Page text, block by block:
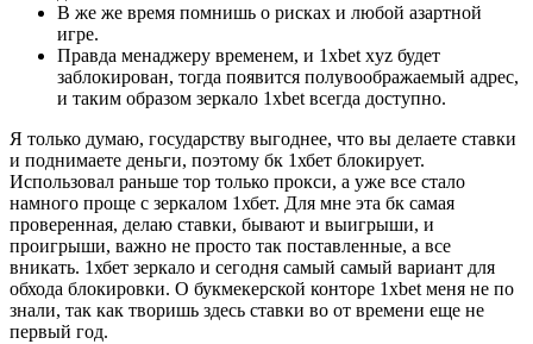
В же же время помнишь о рисках и любой азартной
игре.
Правда менаджеру временем, и 1xbet xyz будет
заблокирован, тогда появится полувоображаемый адрес,
и таким образом зеркало 1xbet всегда доступно.
Я только думаю, государству выгоднее, что вы делаете ставки
и поднимаете деньги, поэтому бк 1хбет блокирует.
Использовал раньше тор только прокси, а уже все стало
намного проще с зеркалом 1хбет. Для мне эта бк самая
проверенная, делаю ставки, бывают и выигрыши, и
проигрыши, важно не просто так поставленные, а все
вникать. 1хбет зеркало и сегодня самый самый вариант для
обхода блокировки. О букмекерской конторе 1xbet меня не по
знали, так как творишь здесь ставки во от времени еще не
первый год.